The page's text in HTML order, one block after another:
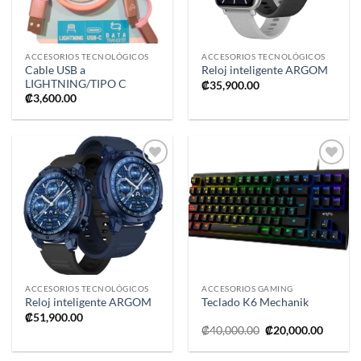
ACCESORIOS TECNOLÓGICOS
Cable USB a
LIGHTNING/TIPO C
₡3,600.00
ACCESORIOS TECNOLÓGICOS
Reloj inteligente ARGOM
₡35,900.00
Añadir
a la
lista de
deseos
ACCESORIOS TECNOLÓGICOS
Reloj inteligente ARGOM
₡51,900.00
Añadir
a la
lista de
deseos
ACCESORIOS GAMING
Teclado K6 Mechanik
₡40,000.00 El
precio
original
₡20,000.00El
actual